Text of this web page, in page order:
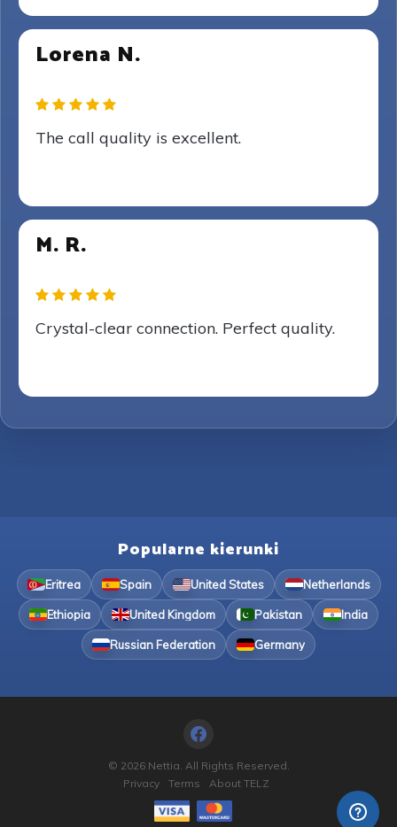
Lorena N.
The call quality is excellent.
M. R.
Crystal-clear connection. Perfect quality.
Popularne kierunki
Eritrea Spain United States Netherlands
Ethiopia United Kingdom Pakistan India
Russian Federation Germany
© 2026 Nettia. All Rights Reserved.
Privacy
Terms About TELZ